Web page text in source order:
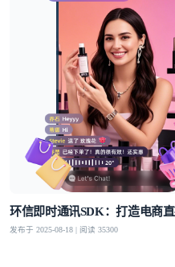
环信即时通讯SDK：打造电商
发布于 2025-08-18 | 阅读 35300